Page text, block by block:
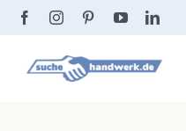
Zum
springen
Passwort vergessen?